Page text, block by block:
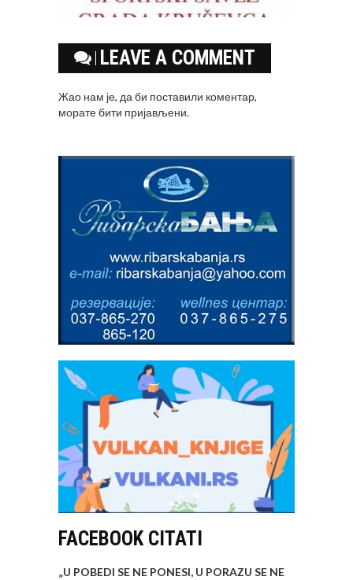
LEAVE A COMMENT
Жао нам је, да би поставили коментар,
моратебити пријављени.
FACEBOOK CITATI
„U POBEDI SE NE PONESI, U PORAZU SE NE